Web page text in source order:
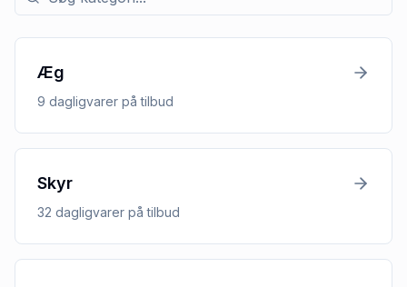
Æg
9 dagligvarer på tilbud
Skyr
32 dagligvarer på tilbud